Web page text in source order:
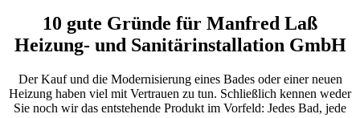
10 gute Gründe für Manfred Laß
Heizung- und Sanitärinstallation GmbH
Der Kauf und die Modernisierung eines Bades oder einer neuen
Heizung haben viel mit Vertrauen zu tun. Schließlich kennen weder
Sie noch wir das entstehende Produkt im Vorfeld: Jedes Bad, jede